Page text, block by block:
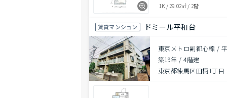
1K /29.02㎡ / 2階
賃貸マンション ドミール平和台
東京メトロ副都心線 /
築19年 /4階建
東京都練馬区田柄1丁目